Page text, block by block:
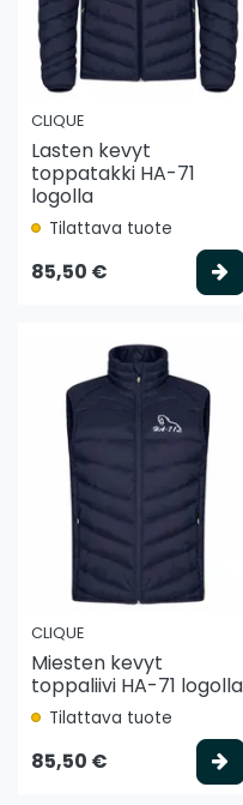
CLIQUE
Lasten kevyt
toppatakki HA-71
logolla
Tilattava tuote
85,50 €
CLIQUE
Miesten kevyt
toppaliivi HA-71 logolla
Tilattava tuote
85,50 €